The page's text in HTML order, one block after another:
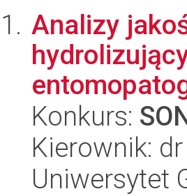
Analizy
Konkurs:
Kierownik:
Uniwersytet